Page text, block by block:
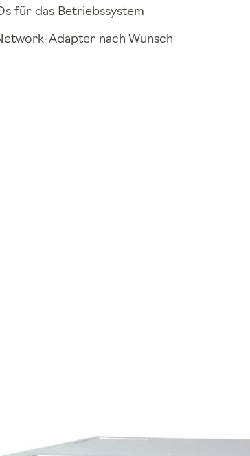
für das Betriebssystem
Adapter nach Wunsch